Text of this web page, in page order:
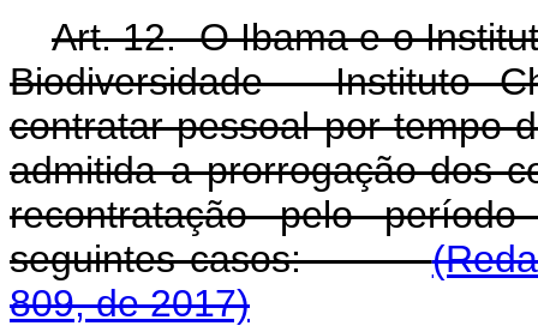
Art. 12. O Ibama e o
Biodiversidade - Instituto
contratar pessoal por tempo
admitida a prorrogação dos
recontratação pelo
seguintes casos:
809, de 2017)